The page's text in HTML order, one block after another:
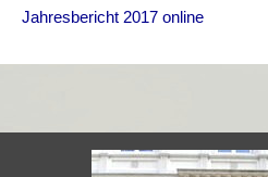
Jahresbericht 2017 online